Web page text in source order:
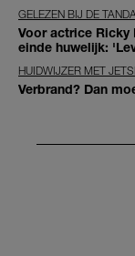
GELEZEN BIJ DE
Voor actrice Ricky
einde huwelijk:
HUIDWIJZER MET
Verbrand? Dan